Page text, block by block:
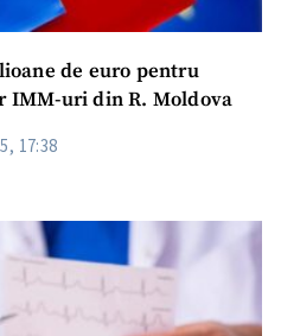
de euro pentru
IMM-uri din R. Moldova
17:38